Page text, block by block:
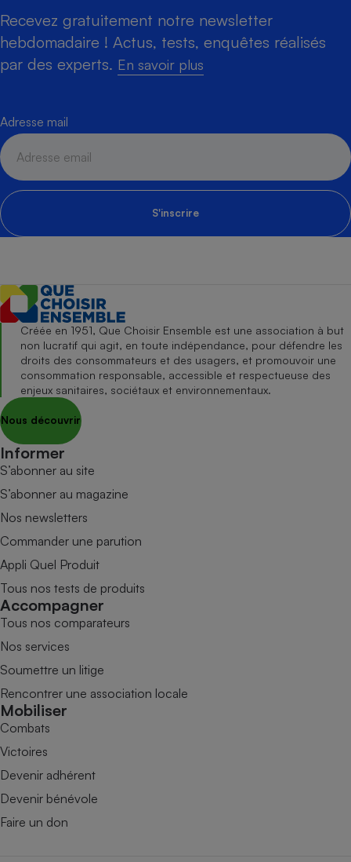
Recevez gratuitement notre newsletter
hebdomadaire ! Actus, tests, enquêtes réalisés
par des experts. En savoir plus
Adresse mail
S'inscrire
Créée en 1951, Que Choisir Ensemble est une association à but
non lucratif qui agit, en toute indépendance, pour défendre les
droits des consommateurs et des usagers, et promouvoir une
consommation responsable, accessible et respectueuse des
enjeux sanitaires, sociétaux et environnementaux.
Nous découvrir
Informer
S’abonner au site
S’abonner au magazine
Nos newsletters
Commander une parution
Appli Quel Produit
Tous nos tests de produits
Accompagner
Tous nos comparateurs
Nos services
Soumettre un litige
Rencontrer une association locale
Mobiliser
Combats
Victoires
Devenir adhérent
Devenir bénévole
Faire un don